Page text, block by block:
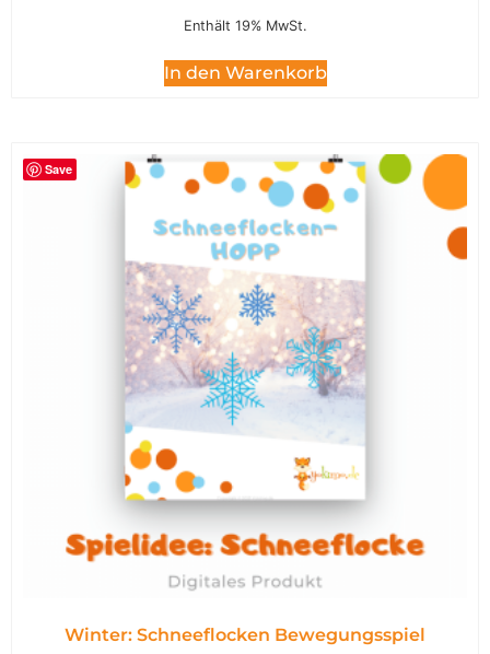
Enthält 19% MwSt.
In den Warenkorb
Save
Winter: Schneeflocken Bewegungsspiel